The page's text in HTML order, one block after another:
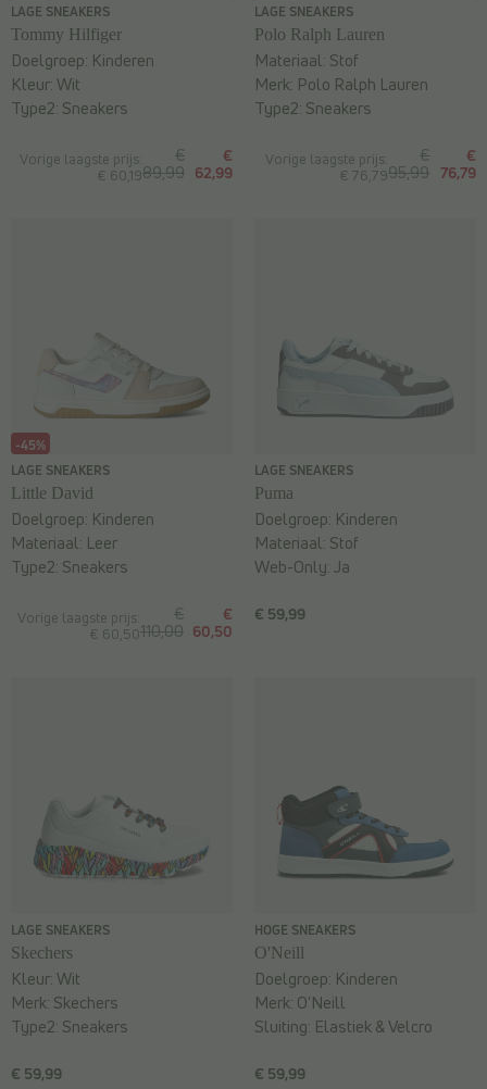
LAGE SNEAKERS
Tommy Hilfiger
Vorige laagste prijs:
€ 60,19
€
89,99
€
62,99
Doelgroep: Kinderen
Kleur:Wit
Type2: Sneakers
LAGE SNEAKERS
Polo Ralph Lauren
Vorige laagste prijs:
€ 76,79
€
95,99
€
76,79
Materiaal: Stof
Merk: Polo Ralph Lauren
Type2: Sneakers
-45%
LAGE SNEAKERS
Little David
Vorige laagste prijs:
€ 60,50
€
110,00
€
60,50
Doelgroep: Kinderen
Materiaal: Leer
Type2: Sneakers
LAGE SNEAKERS
Puma
€ 59,99
Doelgroep: Kinderen
Materiaal: Stof
Web-Only:Ja
LAGE SNEAKERS
Skechers
€ 59,99
Kleur:Wit
Merk: Skechers
Type2: Sneakers
HOGE SNEAKERS
O'Neill
€ 59,99
Doelgroep: Kinderen
Merk: O'Neill
Sluiting: Elastiek & Velcro